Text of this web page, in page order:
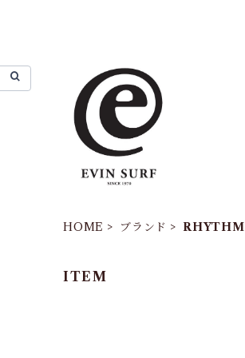
HOME ブランド RHYTHM
ITEM